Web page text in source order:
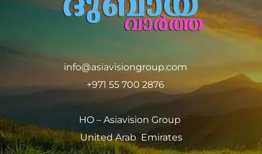
info@asiavisiongroup.com
+971 55 700 2876
HO – Asiavision Group
United Arab Emirates